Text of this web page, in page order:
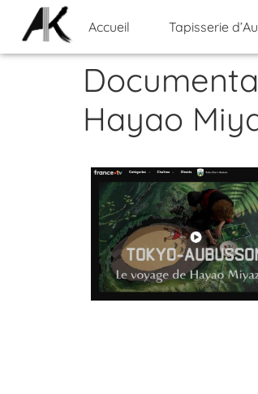
Accueil Tapisserie
Hayao